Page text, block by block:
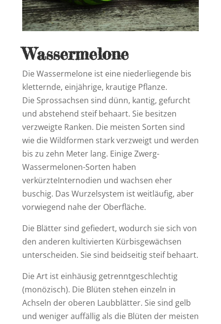
Wassermelone
Die Wassermelone ist eine niederliegende bis
kletternde, einjährige, krautige Pflanze.
Die Sprossachsen sind dünn, kantig, gefurcht
und abstehend steif behaart. Sie besitzen
verzweigte Ranken. Die meisten Sorten sind
wie die Wildformen stark verzweigt und werden
bis zu zehn Meter lang. Einige Zwerg-
Wassermelonen-Sorten haben
verkürzteInternodien und wachsen eher
buschig. Das Wurzelsystem ist weitläufig, aber
vorwiegend nahe der Oberfläche.
Die Blätter sind gefiedert, wodurch sie sich von
den anderen kultivierten Kürbisgewächsen
unterscheiden. Sie sind beidseitig steif behaart.
Die Art ist einhäusig getrenntgeschlechtig
(monözisch). Die Blüten stehen einzeln in
Achseln der oberen Laubblätter. Sie sind gelb
und weniger auffällig als die Blüten der meisten